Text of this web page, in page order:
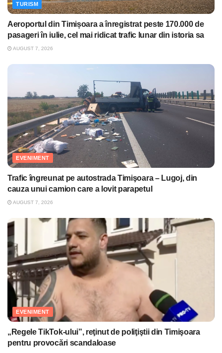
TURISM
Aeroportul din Timișoara a înregistrat peste 170.000 de
pasageri în iulie, cel mai ridicat trafic lunar din istoria sa
AUGUST 7, 2026
EVENIMENT
Trafic îngreunat pe autostrada Timişoara – Lugoj, din
cauza unui camion care a lovit parapetul
AUGUST 7, 2026
EVENIMENT
„Regele TikTok-ului”, reţinut de poliţiştii din Timişoara
pentru provocări scandaloase